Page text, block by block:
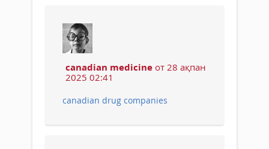
canadian medicine от 28 ақпан
2025 02:41
canadian drug companies